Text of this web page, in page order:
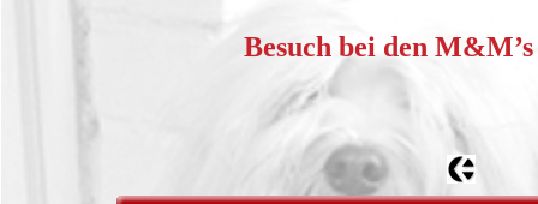
Besuch bei den